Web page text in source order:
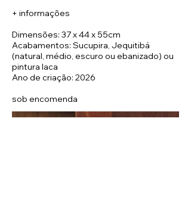
+ informações
Dimensões: 37 x 44 x 55cm
Acabamentos: Sucupira, Jequitibá
(natural, médio, escuro ou ebanizado) ou
pintura laca
Ano de criação: 2026
sob encomenda